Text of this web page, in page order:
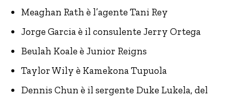
Meaghan Rath è l’agente Tani Rey
Jorge Garcia è il consulente Jerry Ortega
Beulah Koale è Junior Reigns
Taylor Wily è Kamekona Tupuola
Dennis Chun è il sergente Duke Lukela, del